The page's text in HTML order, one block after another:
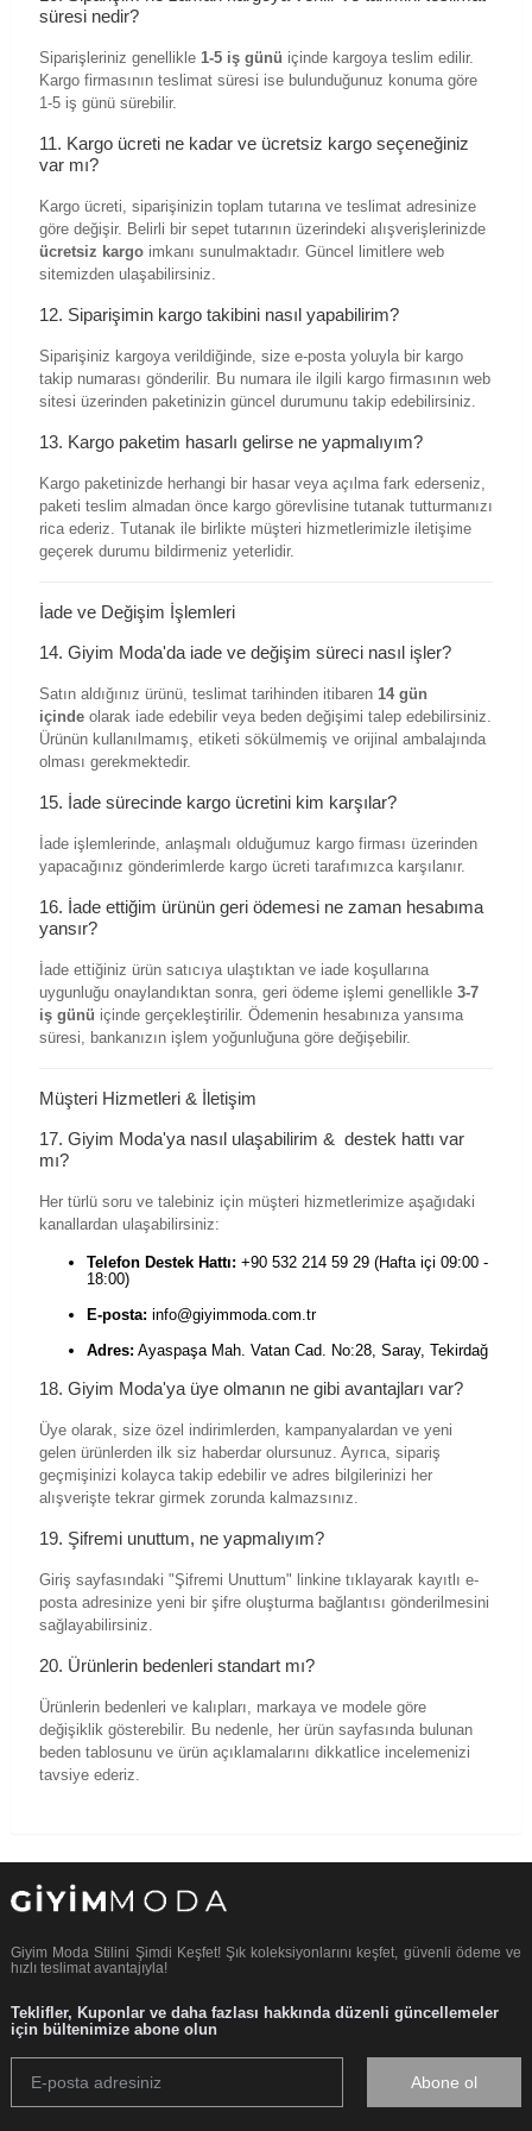
süresi nedir?
Siparişleriniz genellikle 1-5 iş günü içinde kargoya teslim edilir.
Kargo firmasının teslimat süresi ise bulunduğunuz konuma göre
1-5 iş günü sürebilir.
11. Kargo ücreti ne kadar ve ücretsiz kargo seçeneğiniz
var mı?
Kargo ücreti, siparişinizin toplam tutarına ve teslimat adresinize
göre değişir. Belirli bir sepet tutarının üzerindeki alışverişlerinizde
ücretsiz kargoimkanı sunulmaktadır. Güncel limitlere web
sitemizden ulaşabilirsiniz.
12. Siparişimin kargo takibini nasıl yapabilirim?
Siparişiniz kargoya verildiğinde, size e-posta yoluyla bir kargo
takip numarası gönderilir. Bu numara ile ilgili kargo firmasının web
sitesi üzerinden paketinizin güncel durumunu takip edebilirsiniz.
13. Kargo paketim hasarlı gelirse ne yapmalıyım?
Kargo paketinizde herhangi bir hasar veya açılma fark ederseniz,
paketi teslim almadan önce kargo görevlisine tutanak tutturmanızı
rica ederiz. Tutanak ile birlikte müşteri hizmetlerimizle iletişime
geçerek durumu bildirmeniz yeterlidir.
İade ve Değişim İşlemleri
14. Giyim Moda'da iade ve değişim süreci nasıl işler?
Satın aldığınız ürünü, teslimat tarihinden itibaren 14 gün
içindeolarak iade edebilir veya beden değişimi talep edebilirsiniz.
Ürünün kullanılmamış, etiketi sökülmemiş ve orijinal ambalajında
olması gerekmektedir.
15. İade sürecinde kargo ücretini kim karşılar?
İade işlemlerinde, anlaşmalı olduğumuz kargo firması üzerinden
yapacağınız gönderimlerde kargo ücreti tarafımızca karşılanır.
16. İade ettiğim ürünün geri ödemesi ne zaman hesabıma
yansır?
İade ettiğiniz ürün satıcıya ulaştıktan ve iade koşullarına
uygunluğu onaylandıktan sonra, geri ödeme işlemi genellikle 3-7
iş günü içinde gerçekleştirilir. Ödemenin hesabınıza yansıma
süresi, bankanızın işlem yoğunluğuna göre değişebilir.
Müşteri Hizmetleri & İletişim
17. Giyim Moda'ya nasıl ulaşabilirim & destek hattı var
mı?
Her türlü soru ve talebiniz için müşteri hizmetlerimize aşağıdaki
kanallardan ulaşabilirsiniz:
Telefon Destek Hattı: +90 532 214 59 29 (Hafta içi 09:00 -
18:00)
E-posta: info@giyimmoda.com.tr
Adres: Ayaspaşa Mah. Vatan Cad. No:28, Saray, Tekirdağ
18. Giyim Moda'ya üye olmanın ne gibi avantajları var?
Üye olarak, size özel indirimlerden, kampanyalardan ve yeni
gelen ürünlerden ilk siz haberdar olursunuz. Ayrıca, sipariş
geçmişinizi kolayca takip edebilir ve adres bilgilerinizi her
alışverişte tekrar girmek zorunda kalmazsınız.
19. Şifremi unuttum, ne yapmalıyım?
Giriş sayfasındaki "Şifremi Unuttum" linkine tıklayarak kayıtlı e-
posta adresinize yeni bir şifre oluşturma bağlantısı gönderilmesini
sağlayabilirsiniz.
20. Ürünlerin bedenleri standart mı?
Ürünlerin bedenleri ve kalıpları, markaya ve modele göre
değişiklik gösterebilir. Bu nedenle, her ürün sayfasında bulunan
beden tablosunu ve ürün açıklamalarını dikkatlice incelemenizi
tavsiye ederiz.
Giyim Moda Stilini Şimdi Keşfet! Şık koleksiyonlarını keşfet, güvenli ödeme ve
hızlı teslimat avantajıyla!
Teklifler, Kuponlar ve daha fazlası hakkında düzenli güncellemeler
için bültenimize abone olun
Abone ol